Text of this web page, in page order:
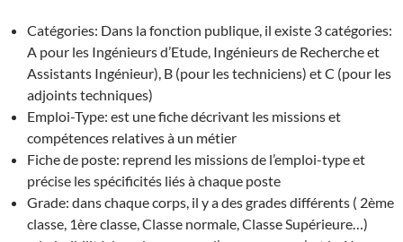
Catégories: Dans la fonction publique, il existe 3 catégories:
A pour les Ingénieurs d’Etude, Ingénieurs de Recherche et
Assistants Ingénieur), B (pour les techniciens) et C (pour les
adjoints techniques)
Emploi-Type: est une fiche décrivant les missions et
compétences relatives à un métier
Fiche de poste: reprend les missions de l’emploi-type et
précise les spécificités liés à chaque poste
Grade: dans chaque corps, il y a des grades différents ( 2ème
classe, 1ère classe, Classe normale, Classe Supérieure…)